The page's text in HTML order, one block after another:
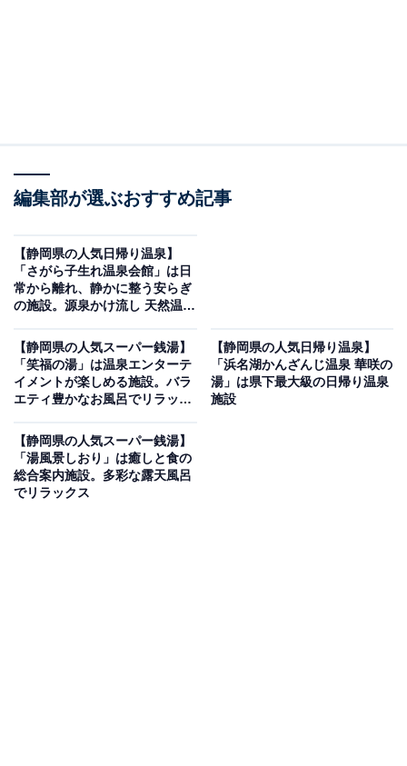
「All About ニュース」は、ネットの話題から世の中の動きまで、暮
るAll About発のニュースメディアです。お金や仕事、恋愛、ITに関
する疑問に対して専門家が分かりやすく回答するほか、エンタメ情
報やSNSで話題のトピックスを紹介しています。
※本記事で紹介している商品の購入やサービスの利用により、売上の一部が
オールアバウトに還元されることがあります。
「富嶽温泉 花の湯」は大小多種多様な湯船で湯巡
りを楽しめる温浴施設
死海の塩の湯、高濃度炭酸泉、草津の湯、変わり湯な
ど、多彩な湯船で湯巡りを楽しめる施設です。麦飯石塩
サウナや備長炭サウナ、薬草釜風呂といった豊富なサウ
編集部が選ぶおすすめ記事
【静岡県の人気日帰り温泉】
「さがら子生れ温泉会館」は日
常から離れ、静かに整う安らぎ
の施設。源泉かけ流し 天然温泉
【静岡県の人気スーパー銭湯】
「笑福の湯」は温泉エンターテ
イメントが楽しめる施設。バラ
エティ豊かなお風呂でリラック
【静岡県の人気日帰り温泉】
「浜名湖かんざんじ温泉 華咲の
湯」は県下最大級の日帰り温泉
施設
【静岡県の人気スーパー銭湯】
「湯風景しおり」は癒しと食の
総合案内施設。多彩な露天風呂
でリラックス